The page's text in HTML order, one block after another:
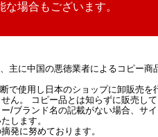
場合もございます。
主に中国の悪徳業者によるコピー商
で使用し日本のショップに卸販売を
ん。 コピー品とは知らずに販売し
/ブランド名の記載がない場合、サ
します。
発に努めております。